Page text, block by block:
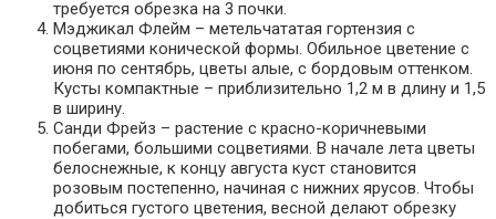
требуется обрезка на 3 почки.
Мэджикал Флейм – метельчататая гортензия с
соцветиями конической формы. Обильное цветение с
июня по сентябрь, цветы алые, с бордовым оттенком.
Кусты компактные – приблизительно 1,2 м в длину и 1,5
в ширину.
Санди Фрейз – растение с красно-коричневыми
побегами, большими соцветиями. В начале лета цветы
белоснежные, к концу августа куст становится
розовым постепенно, начиная с нижних ярусов. Чтобы
добиться густого цветения, весной делают обрезку